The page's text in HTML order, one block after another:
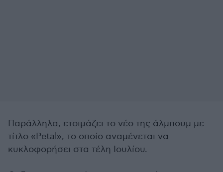
Παράλληλα, ετοιμάζει το νέο της άλμπουμ με
τίτλο «Petal», το οποίο αναμένεται να
κυκλοφορήσει στα τέλη Ιουλίου.